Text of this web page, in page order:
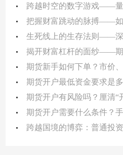
跨越时空的数字游戏——
把握财富跳动的脉搏——
生死线上的生存法则——
揭开财富杠杆的面纱——
期货新手如何下单？市价
期货开户最低资金要求是
期货开户有风险吗？厘清“
期货开户需要什么条件？
跨越国境的博弈：普通投